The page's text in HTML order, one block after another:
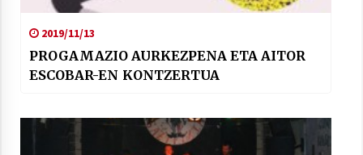
2019/11/13
PROGAMAZIO AURKEZPENA ETA AITOR
ESCOBAR-EN KONTZERTUA